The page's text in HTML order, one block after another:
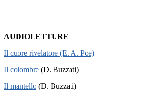
AUDIOLETTURE
Il cuore rivelatore (E. A. Poe)
Il colombre (D. Buzzati)
Il mantello (D. Buzzati)